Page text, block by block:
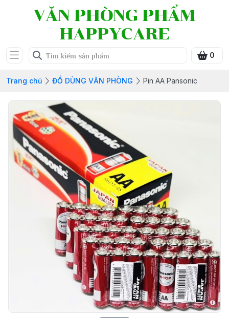
VĂN PHÒNG PHẨM
HAPPYCARE
0
Trang chủ ĐỒ DÙNG VĂN PHÒNG Pin AA Pansonic